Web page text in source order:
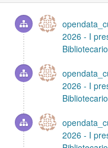
2026 - I
2026 - I
2026 - I